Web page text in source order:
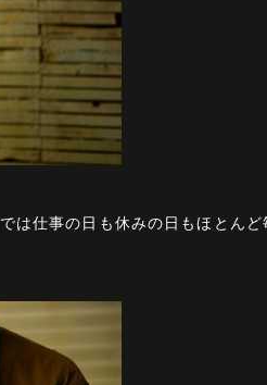
は仕事の日も休みの日もほとんど